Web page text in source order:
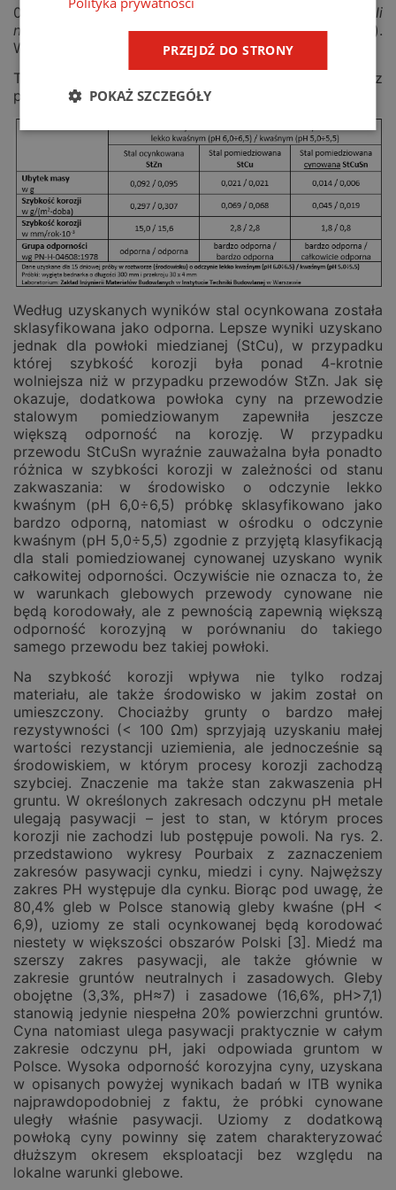
04608:1978Korozja metali — Skala odporności metali
na korozję
[4] (norma wycofana bez zastąpienia).
Wyniki badań przedstawiono w tablicy 1.
Tablica 1. Wyniki badań laboratoryjnych korozji stali z
powłokami ochronnymi
Według uzyskanych wyników stal ocynkowana została
sklasyfikowana jako odporna. Lepsze wyniki uzyskano
jednak dla powłoki miedzianej (StCu), w przypadku
której szybkość korozji była ponad 4-krotnie
wolniejsza niż w przypadku przewodów StZn. Jak się
okazuje, dodatkowa powłoka cyny na przewodzie
stalowym pomiedziowanym zapewniła jeszcze
większą odporność na korozję. W przypadku
przewodu StCuSn wyraźnie zauważalna była ponadto
różnica w szybkości korozji w zależności od stanu
zakwaszania: w środowisko o odczynie lekko
kwaśnym (pH 6,0÷6,5) próbkę sklasyfikowano jako
bardzo odporną, natomiast w ośrodku o odczynie
kwaśnym (pH 5,0÷5,5) zgodnie z przyjętą klasyfikacją
dla stali pomiedziowanej cynowanej uzyskano wynik
całkowitej odporności. Oczywiście nie oznacza to, że
w warunkach glebowych przewody cynowane nie
będą korodowały, ale z pewnością zapewnią większą
odporność korozyjną w porównaniu do takiego
samego przewodu bez takiej powłoki.
Na szybkość korozji wpływa nie tylko rodzaj
materiału, ale także środowisko w jakim został on
umieszczony. Chociażby grunty o bardzo małej
rezystywności (< 100 Ωm) sprzyjają uzyskaniu małej
wartości rezystancji uziemienia, ale jednocześnie są
środowiskiem, w którym procesy korozji zachodzą
szybciej. Znaczenie ma także stan zakwaszenia pH
gruntu. W określonych zakresach odczynu pH metale
ulegają pasywacji – jest to stan, w którym proces
korozji nie zachodzi lub postępuje powoli. Na rys. 2.
przedstawiono wykresy Pourbaix z zaznaczeniem
zakresów pasywacji cynku, miedzi i cyny. Najwęższy
zakres PH występuje dla cynku. Biorąc pod uwagę, że
80,4% gleb w Polsce stanowią gleby kwaśne (pH <
6,9), uziomy ze stali ocynkowanej będą korodować
niestety w większości obszarów Polski [3]. Miedź ma
szerszy zakres pasywacji, ale także głównie w
zakresie gruntów neutralnych i zasadowych. Gleby
obojętne (3,3%, pH≈7) i zasadowe (16,6%, pH>7,1)
stanowią jedynie niespełna 20% powierzchni gruntów.
Cyna natomiast ulega pasywacji praktycznie w całym
zakresie odczynu pH, jaki odpowiada gruntom w
Polsce. Wysoka odporność korozyjna cyny, uzyskana
w opisanych powyżej wynikach badań w ITB wynika
najprawdopodobniej z faktu, że próbki cynowane
uległy właśnie pasywacji. Uziomy z dodatkową
powłoką cyny powinny się zatem charakteryzować
dłuższym okresem eksploatacji bez względu na
lokalne warunki glebowe.
PRZEJDŹ DO STRONY
POKAŻ SZCZEGÓŁY